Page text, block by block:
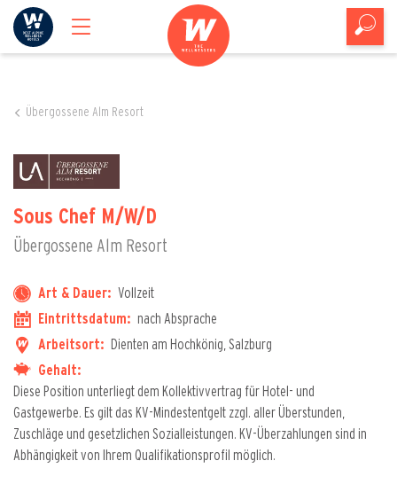
Übergossene Alm Resort
Sous Chef M/W/D
Übergossene Alm Resort
Art & Dauer: Vollzeit
Eintrittsdatum: nach Absprache
Arbeitsort:
Dienten am Hochkönig, Salzburg
Gehalt:
Diese Position unterliegt dem Kollektivvertrag für Hotel- und
Gastgewerbe. Es gilt das KV-Mindestentgelt zzgl. aller Überstunden,
Zuschläge und gesetzlichen Sozialleistungen. KV-Überzahlungen sind in
Abhängigkeit von Ihrem Qualifikationsprofil möglich.